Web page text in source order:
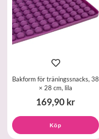
Bakform för träningssnacks, 38
× 28 cm, lila
169,90 kr
Köp